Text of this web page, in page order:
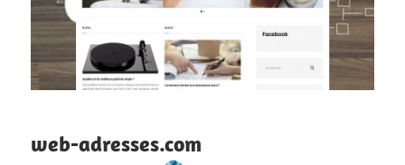
web-adresses.com